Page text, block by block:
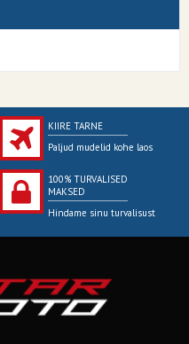
KIIRE TARNE
Paljud mudelid kohe laos
100% TURVALISED
MAKSED
Hindame sinu turvalisust